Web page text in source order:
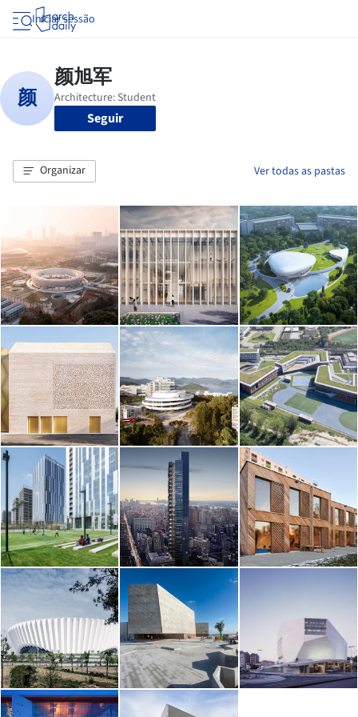
Iniciar sessão
Seguir
Organizar Ver todas as pastas